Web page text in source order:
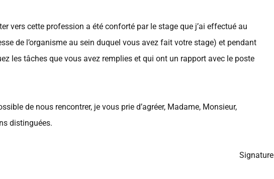
vers cette profession a été conforté par le stage que j’ai effectué au
de l’organisme au sein duquel vous avez fait votre stage) et pendant
les tâches que vous avez remplies et qui ont un rapport avec le poste
de nous rencontrer, je vous prie d’agréer, Madame, Monsieur,
distinguées.
Signature